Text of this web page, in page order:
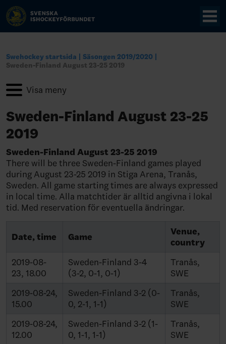
Swehockey startsida
Säsongen 2019/2020
Sweden-Finland August 23-25 2019
Sweden-Finland August 23-25
2019
Sweden-Finland August 23-25 2019
There will be three Sweden-Finland games played
during August 23-25 2019 in Stiga Arena, Tranås,
Sweden. All game starting times are always expressed
in local time. Alla matchtider är alltid angivna i lokal
tid. Med reservation för eventuella ändringar.
Date, time Game
Venue,
country
2019-08-
23, 18.00
Sweden-Finland 3-4
(3-2, 0-1, 0-1)
Tranås,
SWE
2019-08-24,
15.00
Sweden-Finland 3-2 (0-
0, 2-1, 1-1)
Tranås,
SWE
2019-08-24,
12.00
Sweden-Finland 3-2 (1-
0, 1-1, 1-1)
Tranås,
SWE